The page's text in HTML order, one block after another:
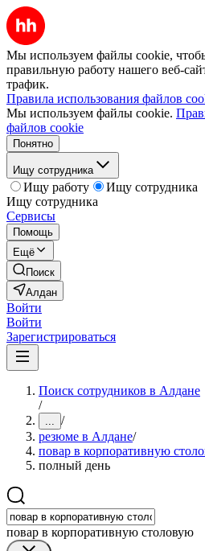
Мы используем файлы cookie,
правильную работу нашего веб-
трафик.
Правила использования файлов
Мы используем файлы cookie.
файлов cookie
Понятно
Ищу сотрудника
Ищу работу
Ищу сотрудника
Ищу сотрудника
Сервисы
Помощь
Ещё
Поиск
Алдан
Войти
Войти
Зарегистрироваться
Поиск сотрудников в Алдане
/
... /
резюме в Алдане/
повар в корпоративную
полный день
повар в корпоративную столовую